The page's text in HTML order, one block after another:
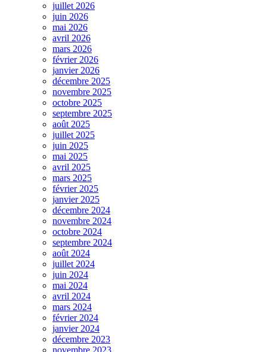
juillet 2026
juin 2026
mai 2026
avril 2026
mars 2026
février 2026
janvier 2026
décembre 2025
novembre 2025
octobre 2025
septembre 2025
août 2025
juillet 2025
juin 2025
mai 2025
avril 2025
mars 2025
février 2025
janvier 2025
décembre 2024
novembre 2024
octobre 2024
septembre 2024
août 2024
juillet 2024
juin 2024
mai 2024
avril 2024
mars 2024
février 2024
janvier 2024
décembre 2023